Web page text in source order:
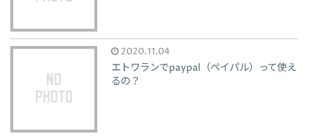
2020.11.04
エトワランでpaypal（ペイパル）って使え
るの？